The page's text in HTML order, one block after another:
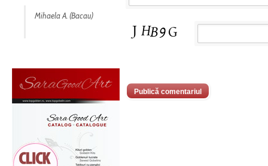
Mihaela A. (Bacau)